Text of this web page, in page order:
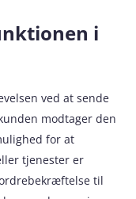
i
ved at sende
modtager den
for at
tjenester er
til